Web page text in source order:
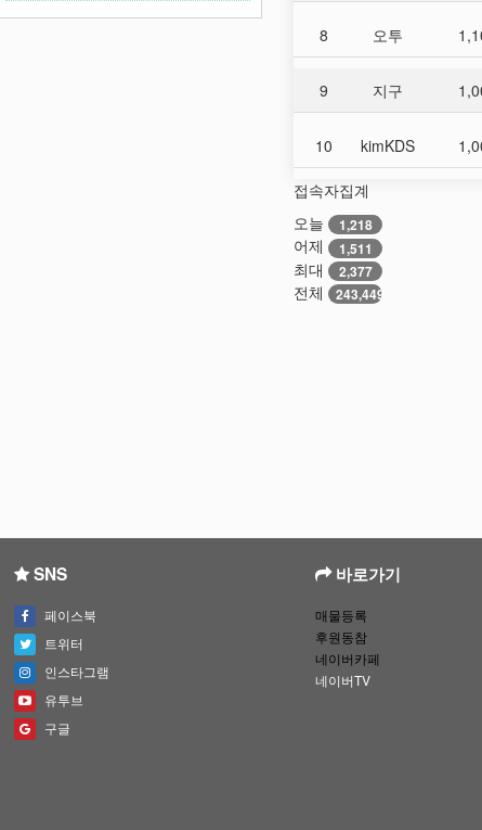
8 오투
9 지구
10 kimKDS
접속자집계
오늘
1,218
어제 1,511
최대 2,377
전체 243,449
SNS
페이스북
트위터
인스타그램
유투브
구글
바로가기
매물등록
후원동참
네이버카페
네이버TV